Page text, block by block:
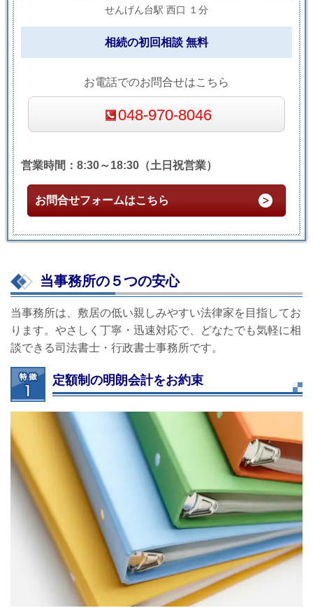
せんげん台駅 西口 １分
相続の初回相談 無料
お電話でのお問合せはこちら
048-970-8046
営業時間：8:30～18:30（土日祝営業）
お問合せフォームはこちら
当事務所の５つの安心
当事務所は、敷居の低い親しみやすい法律家を目指してお
ります。やさしく丁寧・迅速対応で、どなたでも気軽に相
談できる司法書士・行政書士事務所です。
定額制の明朗会計をお約束